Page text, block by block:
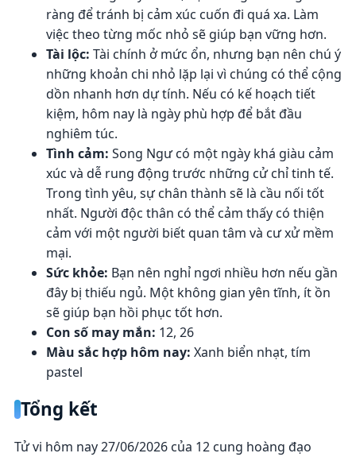
ràng để tránh bị cảm xúc cuốn đi quá xa. Làm
việc theo từng mốc nhỏ sẽ giúp bạn vững hơn.
Tài lộc: Tài chính ở mức ổn, nhưng bạn nên chú ý
những khoản chi nhỏ lặp lại vì chúng có thể cộng
dồn nhanh hơn dự tính. Nếu có kế hoạch tiết
kiệm, hôm nay là ngày phù hợp để bắt đầu
nghiêm túc.
Tình cảm: Song Ngư có một ngày khá giàu cảm
xúc và dễ rung động trước những cử chỉ tinh tế.
Trong tình yêu, sự chân thành sẽ là cầu nối tốt
nhất. Người độc thân có thể cảm thấy có thiện
cảm với một người biết quan tâm và cư xử mềm
mại.
Sức khỏe: Bạn nên nghỉ ngơi nhiều hơn nếu gần
đây bị thiếu ngủ. Một không gian yên tĩnh, ít ồn
sẽ giúp bạn hồi phục tốt hơn.
Con số may mắn: 12, 26
Màu sắc hợp hôm nay: Xanh biển nhạt, tím
pastel
Tổng kết
Tử vi hôm nay 27/06/2026 của 12 cung hoàng đạo